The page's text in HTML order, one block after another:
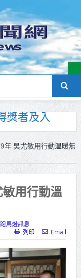
血 蔡順元
31日補助
動態測試
大登場 新
設施公共
年 吳尤敏用行動溫暖無
用行動溫
跑馬燈訊息
列印
Email